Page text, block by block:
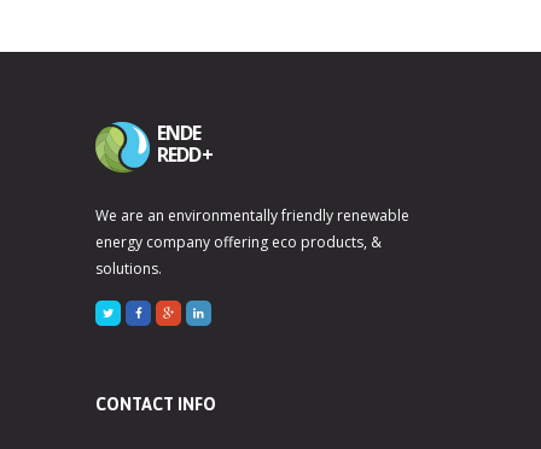
ENDE
REDD+
We are an environmentally friendly renewable
energy company offering eco products, &
solutions.
CONTACT INFO